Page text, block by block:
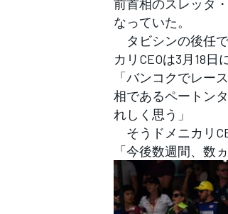
フォーミュラE
前首相のスレッタ
なっていた。
タビシンの後任
カリCEOは3月18日
「バンコクでレー
相であるペートン
れしく思う」
そうドメニカリ
「今後数週間、数